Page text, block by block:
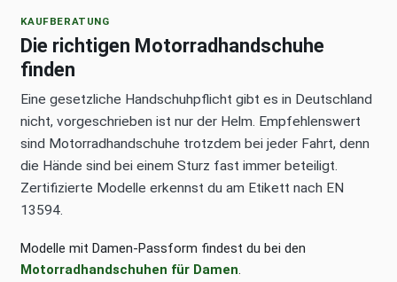
KAUFBERATUNG
Die richtigen Motorradhandschuhe
finden
Eine gesetzliche Handschuhpflicht gibt es in Deutschland
nicht, vorgeschrieben ist nur der Helm. Empfehlenswert
sind Motorradhandschuhe trotzdem bei jeder Fahrt, denn
die Hände sind bei einem Sturz fast immer beteiligt.
Zertifizierte Modelle erkennst du am Etikett nach EN
13594.
Modelle mit Damen-Passform findest du bei den
Motorradhandschuhen für Damen